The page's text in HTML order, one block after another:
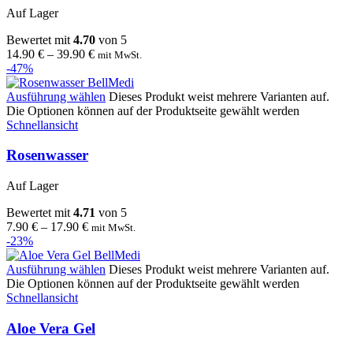
Auf Lager
Bewertet mit 4.70 von 5
14.90 € – 39.90 € mit MwSt.
-47%
Ausführung wählen Dieses Produkt weist mehrere Varianten auf.
Die Optionen können auf der Produktseite gewählt werden
Schnellansicht
Rosenwasser
Auf Lager
Bewertet mit 4.71 von 5
7.90 € – 17.90 € mit MwSt.
-23%
Ausführung wählen Dieses Produkt weist mehrere Varianten auf.
Die Optionen können auf der Produktseite gewählt werden
Schnellansicht
Aloe Vera Gel